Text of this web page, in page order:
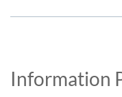
Information